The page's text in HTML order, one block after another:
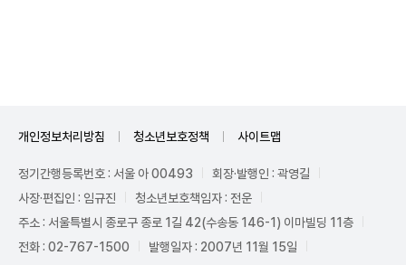
개인정보처리방침 청소년보호정책 사이트맵
정기간행등록번호 : 서울 아 00493
회장·발행인 : 곽영길
사장·편집인 : 임규진
청소년보호책임자 : 전운
주소 : 서울특별시 종로구 종로 1길 42(수송동 146-1) 이마빌딩 11층
전화 : 02-767-1500
발행일자 : 2007년 11월 15일